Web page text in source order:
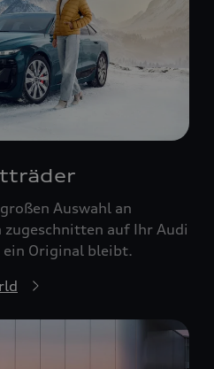
Auswahl an
auf Ihr Audi
Original bleibt.